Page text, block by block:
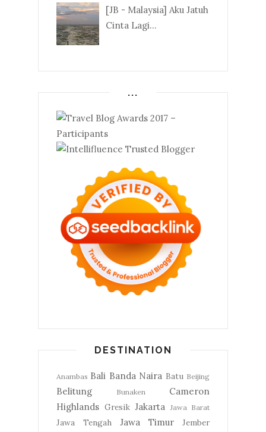
[JB - Malaysia] Aku Jatuh
Cinta Lagi...
...
DESTINATION
Anambas Bali Banda Naira Batu Beijing
Belitung Bunaken
Cameron
Highlands Gresik Jakarta Jawa Barat
Jawa Tengah Jawa Timur Jember